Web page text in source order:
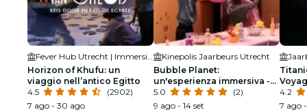
Horizon of Khufu: un
viaggio nell’antico Egitto
4.5
(2902)
7 ago - 30 ago
Kinepolis Jaarbeurs Utrecht
Bubble Planet:
un'esperienza immersiva -
Compleanno
5.0
(2)
9 ago - 14 set
4.2
7 ago